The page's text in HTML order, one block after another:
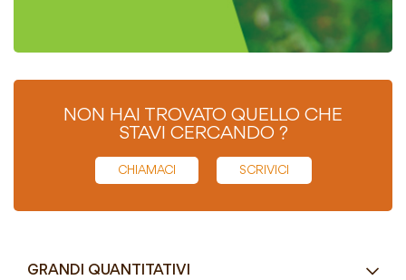
NON HAI TROVATO QUELLO CHE
STAVI CERCANDO ?
CHIAMACI SCRIVICI
GRANDI QUANTITATIVI